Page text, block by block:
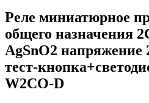
Реле миниатюрное
общего назначения
AgSnO2 напряжение
тест-
W2CO-D